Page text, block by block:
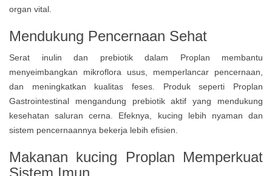
organ vital.
Mendukung Pencernaan Sehat
Serat inulin dan prebiotik dalam Proplan membantu
menyeimbangkan mikroflora usus, memperlancar pencernaan,
dan meningkatkan kualitas feses. Produk seperti Proplan
Gastrointestinal mengandung prebiotik aktif yang mendukung
kesehatan saluran cerna. Efeknya, kucing lebih nyaman dan
sistem pencernaannya bekerja lebih efisien.
Makanan kucing Proplan Memperkuat
Sistem Imun